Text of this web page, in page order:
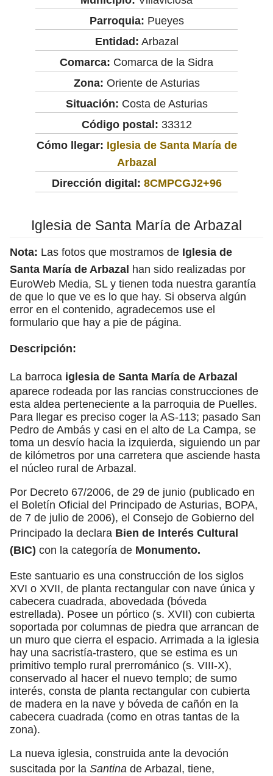
Parroquia: Pueyes
Entidad: Arbazal
Comarca: Comarca de la Sidra
Zona: Oriente de Asturias
Situación: Costa de Asturias
Código postal: 33312
Cómo llegar: Iglesia de Santa María de
Arbazal
Dirección digital: 8CMPCGJ2+96
Iglesia de Santa María de Arbazal
Nota: Las fotos que mostramos de Iglesia de
Santa María de Arbazal han sido realizadas por
EuroWeb Media, SL y tienen toda nuestra garantía
de que lo que ve es lo que hay. Si observa algún
error en el contenido, agradecemos use el
formulario que hay a pie de página.
Descripción:
La barroca iglesia de Santa María de Arbazal
aparece rodeada por las rancias construcciones de
esta aldea perteneciente a la parroquia de Puelles.
Para llegar es preciso coger la AS-113; pasado San
Pedro de Ambás y casi en el alto de La Campa, se
toma un desvío hacia la izquierda, siguiendo un par
de kilómetros por una carretera que asciende hasta
el núcleo rural de Arbazal.
Por Decreto 67/2006, de 29 de junio (publicado en
el Boletín Oficial del Principado de Asturias, BOPA,
de 7 de julio de 2006), el Consejo de Gobierno del
Principado la declara Bien de Interés Cultural
(BIC) con la categoría de Monumento.
Este santuario es una construcción de los siglos
XVI o XVII, de planta rectangular con nave única y
cabecera cuadrada, abovedada (bóveda
estrellada). Posee un pórtico (s. XVII) con cubierta
soportada por columnas de piedra que arrancan de
un muro que cierra el espacio. Arrimada a la iglesia
hay una sacristía-trastero, que se estima es un
primitivo templo rural prerrománico (s. VIII-X),
conservado al hacer el nuevo templo; de sumo
interés, consta de planta rectangular con cubierta
de madera en la nave y bóveda de cañón en la
cabecera cuadrada (como en otras tantas de la
zona).
La nueva iglesia, construida ante la devoción
suscitada por la Santina de Arbazal, tiene,